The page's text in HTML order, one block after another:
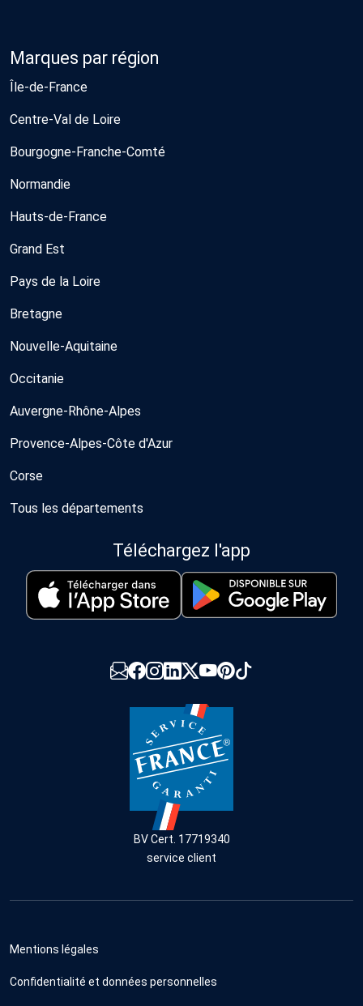
Marques par région
Île-de-France
Centre-Val de Loire
Bourgogne-Franche-Comté
Normandie
Hauts-de-France
Grand Est
Pays de la Loire
Bretagne
Nouvelle-Aquitaine
Occitanie
Auvergne-Rhône-Alpes
Provence-Alpes-Côte d'Azur
Corse
Tous les départements
Téléchargez l'app
BV Cert. 17719340
service client
Mentions légales
Confidentialité et données personnelles